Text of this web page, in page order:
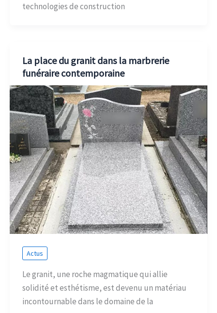
technologies de construction
La place du granit dans la marbrerie
funéraire contemporaine
Actus
Le granit, une roche magmatique qui allie
solidité et esthétisme, est devenu un matériau
incontournable dans le domaine de la